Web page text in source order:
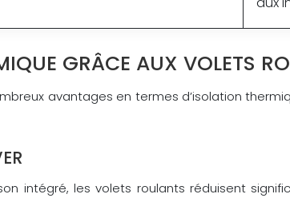
GRÂCE AUX VOLETS
avantages en termes d’isolation
intégré, les volets roulants réduisent